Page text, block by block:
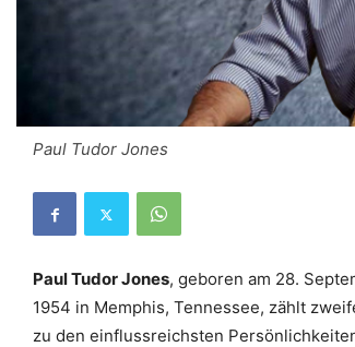
Paul Tudor Jones
Paul Tudor Jones, geboren am 28.
1954 in Memphis, Tennessee, zählt
zu den einflussreichsten